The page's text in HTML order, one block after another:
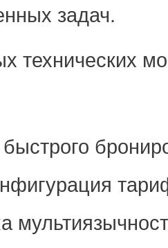
задач.
технических
быстрого